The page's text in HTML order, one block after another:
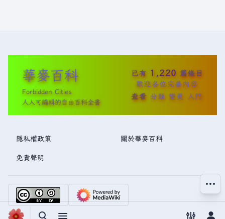
華麥百科
Forbidden Cities
人人可編輯的自由百科全書
已有 1,220 篇條目
歡迎各位完善內容
查看 分類 變更 入門
隱私權政策 關於華麥百科
免責聲明